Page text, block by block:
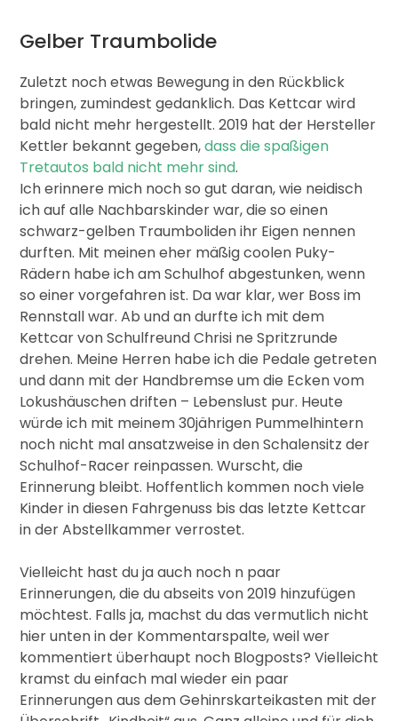
Gelber Traumbolide
Zuletzt noch etwas Bewegung in den Rückblick
bringen, zumindest gedanklich. Das Kettcar wird
bald nicht mehr hergestellt. 2019 hat der Hersteller
Kettler bekannt gegeben,dass die spaßigen
Tretautos bald nicht mehr sind.
Ich erinnere mich noch so gut daran, wie neidisch
ich auf alle Nachbarskinder war, die so einen
schwarz-gelben Traumboliden ihr Eigen nennen
durften. Mit meinen eher mäßig coolen Puky-
Rädern habe ich am Schulhof abgestunken, wenn
so einer vorgefahren ist. Da war klar, wer Boss im
Rennstall war. Ab und an durfte ich mit dem
Kettcar von Schulfreund Chrisi ne Spritzrunde
drehen. Meine Herren habe ich die Pedale getreten
und dann mit der Handbremse um die Ecken vom
Lokushäuschen driften – Lebenslust pur. Heute
würde ich mit meinem 30jährigen Pummelhintern
noch nicht mal ansatzweise in den Schalensitz der
Schulhof-Racer reinpassen. Wurscht, die
Erinnerung bleibt. Hoffentlich kommen noch viele
Kinder in diesen Fahrgenuss bis das letzte Kettcar
in der Abstellkammer verrostet.
Vielleicht hast du ja auch noch n paar
Erinnerungen, die du abseits von 2019 hinzufügen
möchtest. Falls ja, machst du das vermutlich nicht
hier unten in der Kommentarspalte, weil wer
kommentiert überhaupt noch Blogposts? Vielleicht
kramst du einfach mal wieder ein paar
Erinnerungen aus dem Gehinrskarteikasten mit der